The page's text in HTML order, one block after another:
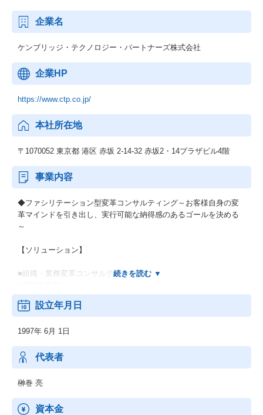
企業名
ケンブリッジ・テクノロジー・パートナーズ株式会社
企業HP
https://www.ctp.co.jp/
本社所在地
〒1070052 東京都 港区 赤坂 2-14-32 赤坂2・14プラザビル4階
事業内容
◆ファシリテーション型変革コンサルティング～お客様自身の変
革マインドを引き出し、実行可能な納得感のあるゴールを決める
～
【ソリューション】
■組織・業務変革コンサルティング
■新規事業創造コンサルティング
■営業改革コンサルティング
■プロジェクトマネジメント（PMO）改善コンサルティング
■プロジェクトリーダーおよびプロジェクトチーム養成学校サービ
ス
設立年月日
1997年 6月 1日
代表者
榊巻 亮
資本金